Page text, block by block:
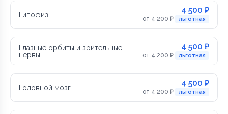
Гипофиз 4 500 ₽
от 4 200 ₽ льготная
Глазные орбиты и зрительные
нервы
4 500 ₽
от 4 200 ₽ льготная
Головной мозг 4 500 ₽
от 4 200 ₽ льготная